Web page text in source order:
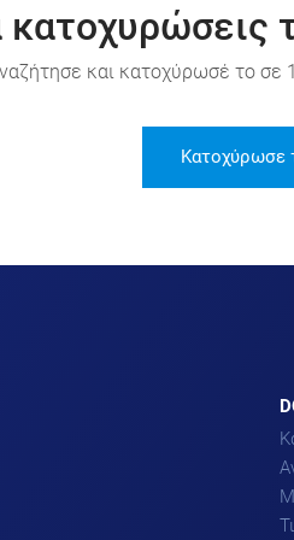
κατοχυρώσεις
και κατοχύρωσέ το σε
Κατοχύρωσε